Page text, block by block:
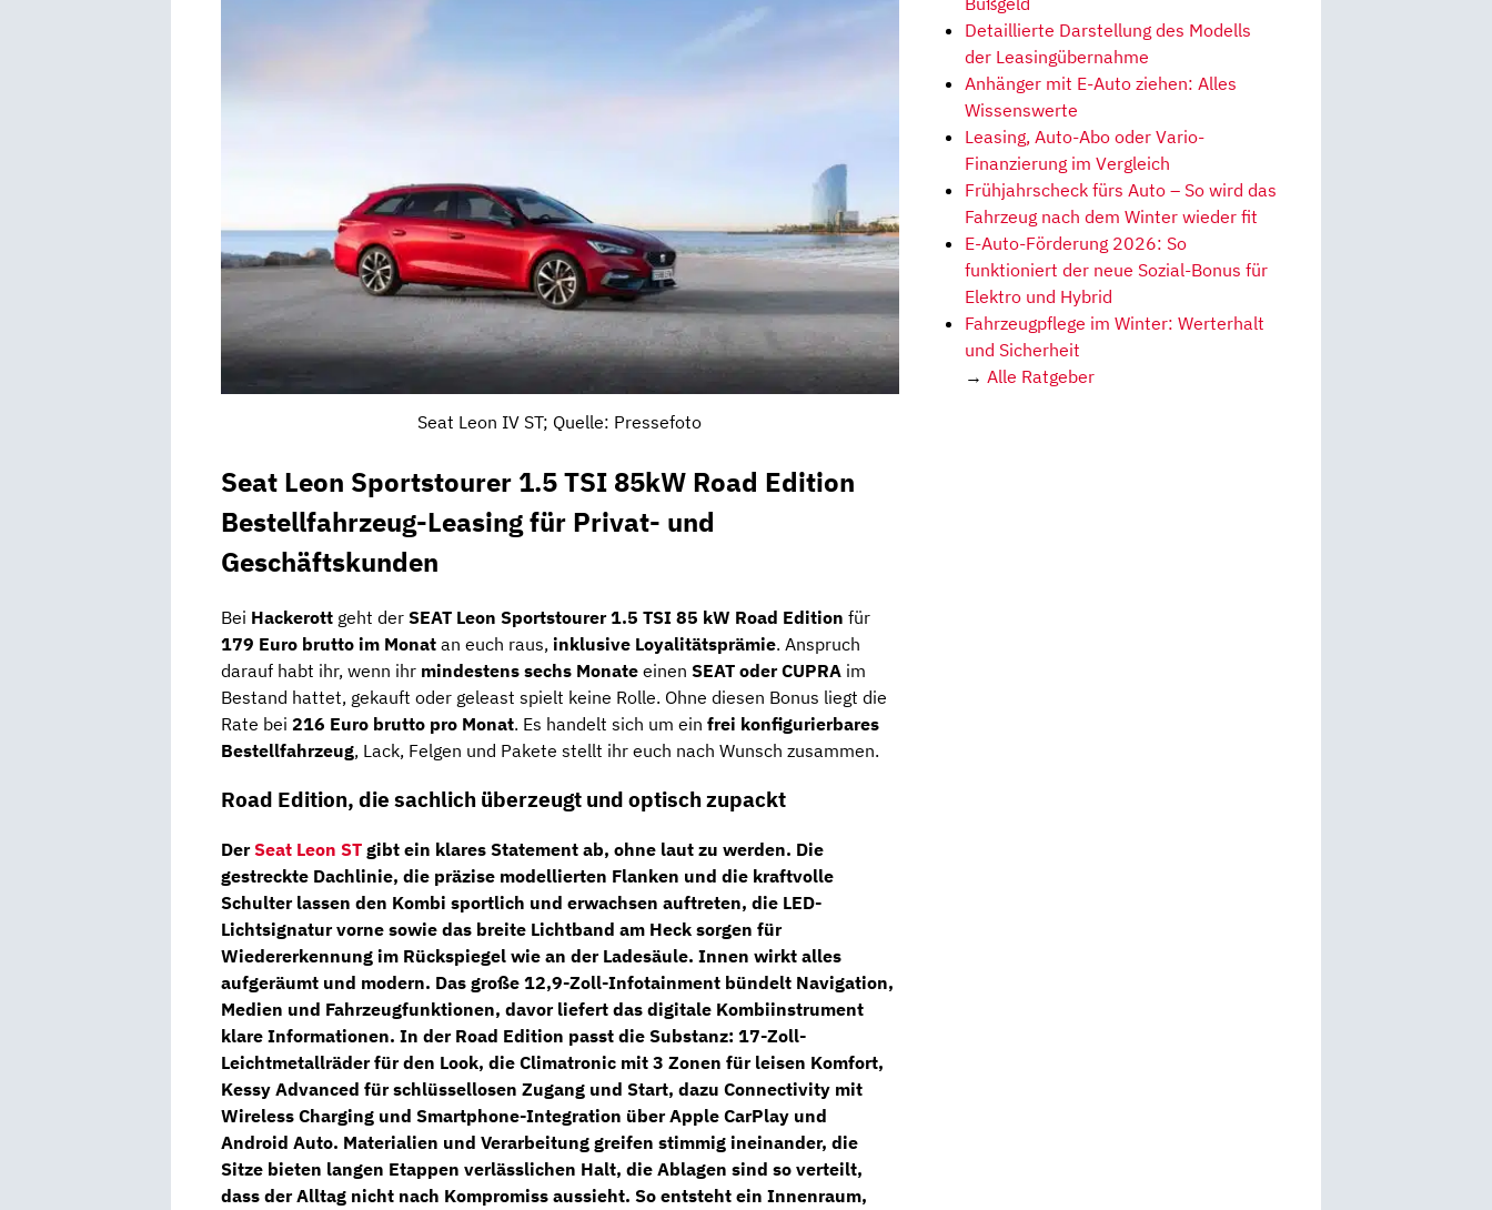
Seat Leon IV ST; Quelle: Pressefoto
Seat Leon Sportstourer 1.5 TSI 85kW Road Edition
Bestellfahrzeug-Leasing für Privat- und
Geschäftskunden
Bei Hackerott geht der SEAT Leon Sportstourer 1.5 TSI 85 kW Road Edition für
179 Euro brutto im Monat an euch raus, inklusive Loyalitätsprämie. Anspruch
darauf habt ihr, wenn ihr mindestens sechs Monate einen SEAT oder CUPRA im
Bestand hattet, gekauft oder geleast spielt keine Rolle. Ohne diesen Bonus liegt die
Rate bei 216 Euro brutto pro Monat. Es handelt sich um ein frei konfigurierbares
Bestellfahrzeug, Lack, Felgen und Pakete stellt ihr euch nach Wunsch zusammen.
Road Edition, die sachlich überzeugt und optisch zupackt
DerSeat Leon ST gibt ein klares Statement ab, ohne laut zu werden. Die
gestreckte Dachlinie, die präzise modellierten Flanken und die kraftvolle
Schulter lassen den Kombi sportlich und erwachsen auftreten, die LED-
Lichtsignaturvorne sowie das breite Lichtband am Heck sorgen für
Wiedererkennung im Rückspiegel wie an der Ladesäule. Innen wirkt alles
aufgeräumt und modern. Das große 12,9-Zoll-Infotainment bündelt Navigation,
Medien und Fahrzeugfunktionen, davor liefert das digitale Kombiinstrument
klare Informationen. In der Road Edition passt die Substanz: 17-Zoll-
Leichtmetallräderfür den Look, die Climatronic mit 3 Zonen für leisen Komfort,
Kessy Advanced für schlüssellosen Zugang und Start, dazu Connectivity mit
Wireless Charging und Smartphone-Integration überApple CarPlay und
Android Auto. Materialien und Verarbeitung greifen stimmig ineinander, die
Sitze bieten langen Etappen verlässlichen Halt, die Ablagen sind so verteilt,
dass der Alltag nicht nach Kompromiss aussieht. So entsteht ein Innenraum,
Detaillierte Darstellung des Modells
der Leasingübernahme
Anhänger mit E-Auto ziehen: Alles
Wissenswerte
Leasing, Auto-Abo oder Vario-
Finanzierung im Vergleich
Frühjahrscheck fürs Auto – So wird das
Fahrzeug nach dem Winter wieder fit
E-Auto-Förderung 2026: So
funktioniert der neue Sozial-Bonus für
Elektro und Hybrid
Fahrzeugpflege im Winter: Werterhalt
und Sicherheit
→ Alle Ratgeber